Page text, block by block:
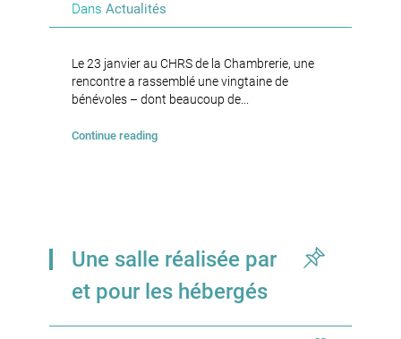
Dans Actualités
Le 23 janvier au CHRS de la Chambrerie, une
rencontre a rassemblé une vingtaine de
bénévoles – dont beaucoup de...
Continue reading
Une salle réalisée par
et pour les hébergés